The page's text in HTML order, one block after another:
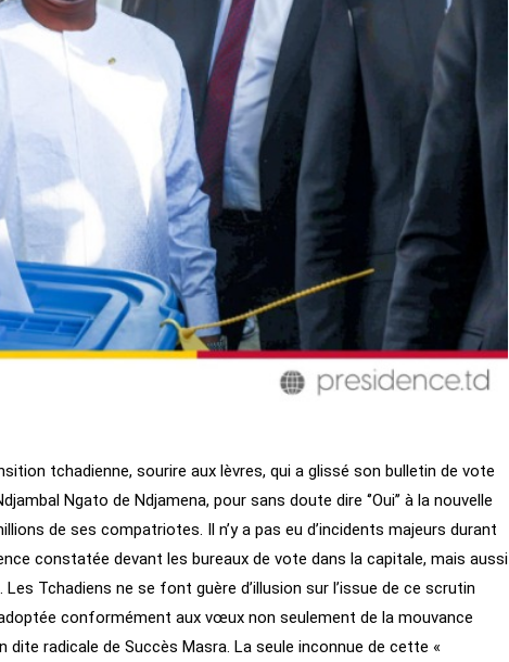
tchadienne, sourire aux lèvres, qui a glissé son bulletin de vote
Ngato de Ndjamena, pour sans doute dire ‘’Oui’’ à la nouvelle
de ses compatriotes. Il n’y a pas eu d’incidents majeurs durant
constatée devant les bureaux de vote dans la capitale, mais aussi
Tchadiens ne se font guère d’illusion sur l’issue de ce scrutin
conformément aux vœux non seulement de la mouvance
dite radicale de Succès Masra. La seule inconnue de cette «